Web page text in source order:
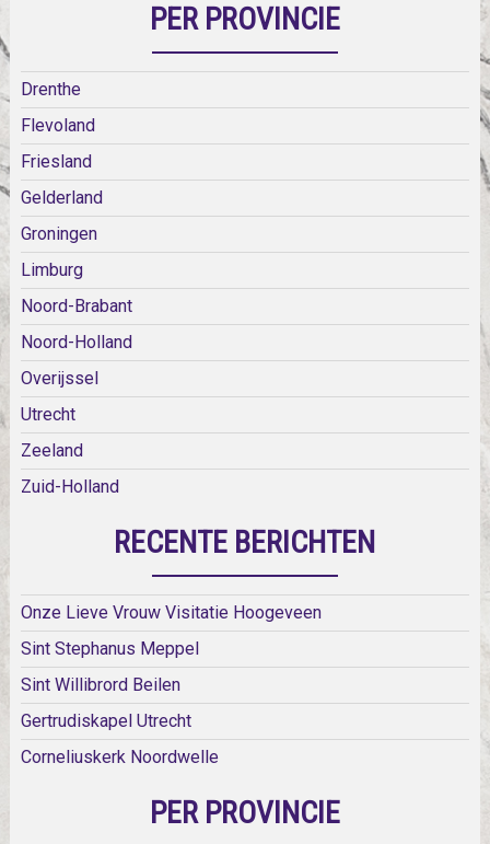
PER PROVINCIE
Drenthe
Flevoland
Friesland
Gelderland
Groningen
Limburg
Noord-Brabant
Noord-Holland
Overijssel
Utrecht
Zeeland
Zuid-Holland
RECENTE BERICHTEN
Onze Lieve Vrouw Visitatie Hoogeveen
Sint Stephanus Meppel
Sint Willibrord Beilen
Gertrudiskapel Utrecht
Corneliuskerk Noordwelle
PER PROVINCIE